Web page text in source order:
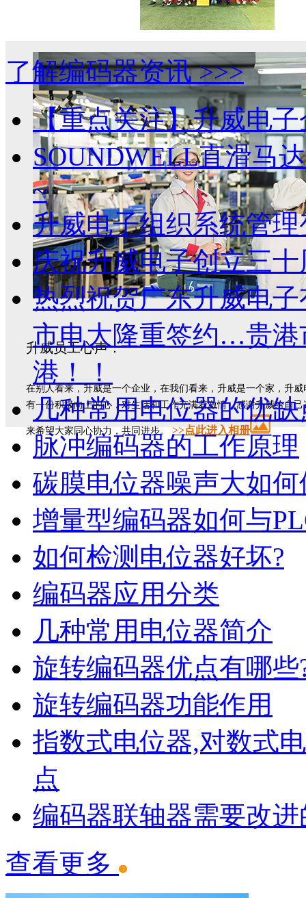
MD58带LED显示多功能模组
RG46高精密防水传感器（定制品）
健康.成长
升威员工心声：
在别人看来，升威是一个企业，在我们看来，升威是一个家，升
有一份积极向上的心，对生活和工作充满着激情，感谢升威给自
来希望大家同心协力，共同进步。 >>点此进入相册
了解编码器资讯 >>>
【重点关注】升威电
SOUNDWELL直滑马
~
升威电子组织系统管
庆祝升威电子创立三
热烈祝贺广东升威电
市电大隆重签约…贵港
港！！
几种常用电位器的优缺
脉冲编码器的工作原理
碳膜电位器噪声大如何
增量型编码器如何与
如何检测电位器好坏?
编码器应用分类
几种常用电位器简介
旋转编码器优点有哪些
旋转编码器功能作用
指数式电位器,对数式
点
编码器联轴器需要改
查看更多